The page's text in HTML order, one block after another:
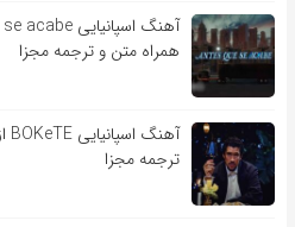
همراه متن و ترجمه مجزا
ترجمه مجزا